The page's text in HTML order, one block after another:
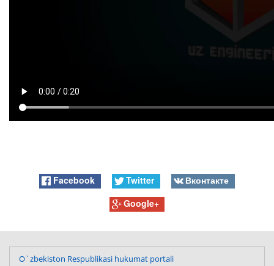
Facebook Twitter
Вконтакте
Google+
O`zbekiston Respublikasi hukumat portali